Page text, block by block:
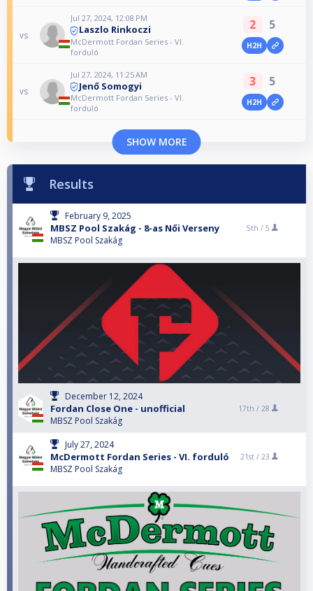
vs
Jul 27, 2024, 12:08 PM
Laszlo Rinkoczi
McDermott Fordan Series - VI.
forduló
2 5
H2H
vs
Jul 27, 2024, 11:25 AM
Jenő Somogyi
McDermott Fordan Series - VI.
forduló
3 5
H2H
SHOW MORE
Results
February 9, 2025
MBSZ Pool Szakág - 8-as Női Verseny
MBSZ Pool Szakág
5th / 5
December 12, 2024
Fordan Close One - unofficial
MBSZ Pool Szakág
17th / 28
July 27, 2024
McDermott Fordan Series - VI. forduló
MBSZ Pool Szakág
21st / 23